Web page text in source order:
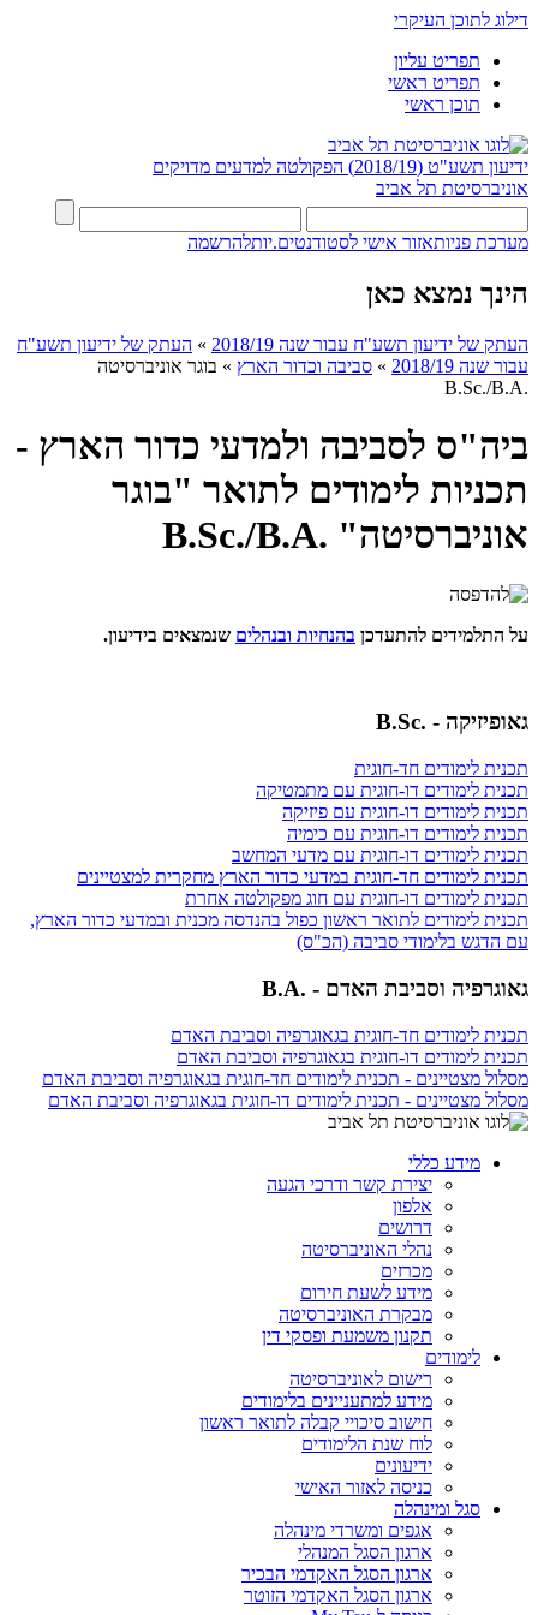
דילוג לתוכן העיקרי
תפריט עליון
תפריט ראשי
תוכן ראשי
ידיעון תשע"ט (2018/19)
הפקולטה למדעים מדויקים
אוניברסיטת תל אביב
מערכת פניותאזור אישי לסטודנטים.יותלהרשמה
הינך נמצא כאן
העתק של ידיעון תשע"ח עבור שנה 2018/19 » העתק של ידיעון תשע"ח
עבור שנה 2018/19
» סביבה וכדור הארץ » בוגר אוניברסיטה
.B.Sc./B.A
ביה"ס לסביבה ולמדעי כדור הארץ -
תכניות לימודים לתואר "בוגר
אוניברסיטה" .B.Sc./B.A
על התלמידים להתעדכן בהנחיות ובנהלים שנמצאים בידיעון.
גאופיזיקה - .B.Sc
תכנית לימודים חד-חוגית
תכנית לימודים דו-חוגית עם מתמטיקה
תכנית לימודים דו-חוגית עם פיזיקה
תכנית לימודים דו-חוגית עם כימיה
תכנית לימודים דו-חוגית עם מדעי המחשב
תכנית לימודים חד-חוגית במדעי כדור הארץ מחקרית למצטיינים
תכנית לימודים דו-חוגית עם חוג מפקולטה אחרת
תכנית לימודים לתואר ראשון כפול בהנדסה מכנית ובמדעי כדור הארץ,
עם הדגש בלימודי סביבה (הכ"ס)
גאוגרפיה וסביבת האדם - .B.A
תכנית לימודים חד-חוגית בגאוגרפיה וסביבת האדם
תכנית לימודים דו-חוגית בגאוגרפיה וסביבת האדם
מסלול מצטיינים - תכנית לימודים חד-חוגית בגאוגרפיה וסביבת האדם
מסלול מצטיינים - תכנית לימודים דו-חוגית בגאוגרפיה וסביבת האדם
מידע כללי
יצירת קשר ודרכי הגעה
אלפון
דרושים
נהלי האוניברסיטה
מכרזים
מידע לשעת חירום
מבקרת האוניברסיטה
תקנון משמעת ופסקי דין
לימודים
רישום לאוניברסיטה
מידע למתעניינים בלימודים
חישוב סיכויי קבלה לתואר ראשון
לוח שנת הלימודים
ידיעונים
כניסה לאזור האישי
סגל ומינהלה
אגפים ומשרדי מינהלה
ארגון הסגל המנהלי
ארגון הסגל האקדמי הבכיר
ארגון הסגל האקדמי הזוטר